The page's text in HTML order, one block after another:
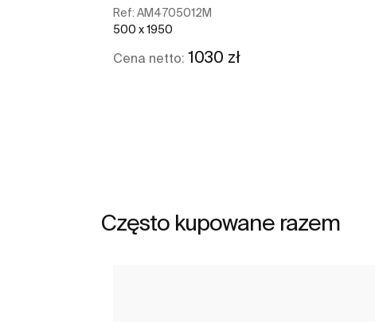
Ref: AM4705012M
500 x 1950
Cena netto: 1030 zł
Często kupowane razem